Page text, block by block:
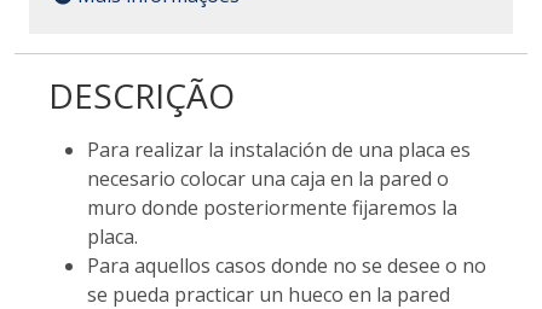
DESCRIÇÃO
Para realizar la instalación de una placa es
necesario colocar una caja en la pared o
muro donde posteriormente fijaremos la
placa.
Para aquellos casos donde no se desee o no
se pueda practicar un hueco en la pared